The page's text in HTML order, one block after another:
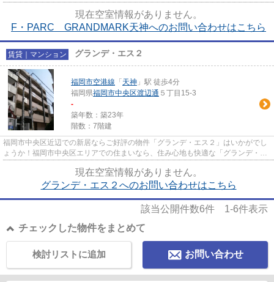
越しに最適なタイミングはお気軽にご相談...
現在空室情報がありません。
F・PARC GRANDMARK天神へのお問い合わせはこちら
賃貸｜マンション グランデ・エス２
福岡市空港線 「天神 」駅 徒歩4分
福岡県福岡市中央区渡辺通 ５丁目15-3
-
築年数：築23年
階数：7階建
福岡市中央区近辺での新居ならご好評の物件「グランデ・エス２」はいかがでし
ょうか！福岡市中央区エリアでの住まいなら、住み心地も快適な「グランデ・エ
ス２」はいかがでしょうか！...
現在空室情報がありません。
グランデ・エス２へのお問い合わせはこちら
該当公開件数6件 1-6件表示
チェックした物件をまとめて
お問い合わせ
検討リストに追加